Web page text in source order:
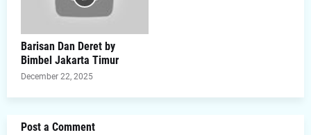
Barisan Dan Deret by
Bimbel Jakarta Timur
December 22, 2025
Post a Comment